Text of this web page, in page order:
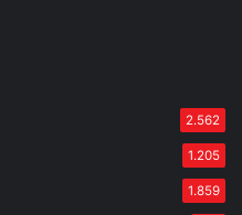
2.562
1.205
1.859